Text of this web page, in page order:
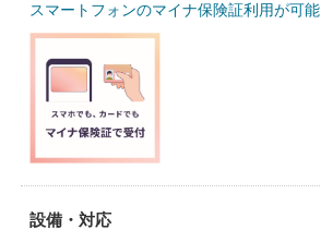
スマートフォンのマイナ保険証利用が可能
設備・対応